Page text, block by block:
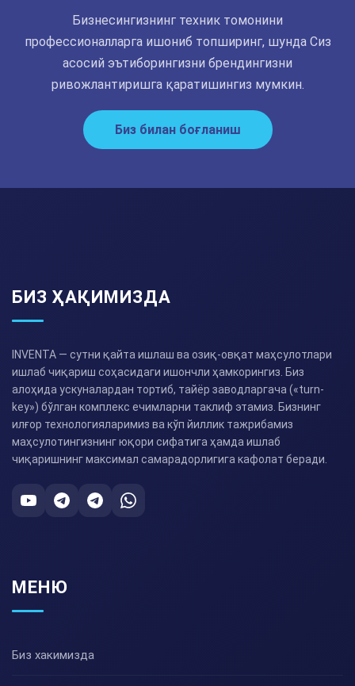
Бизнесингизнинг техник томонини
профессионалларга ишониб топширинг, шунда Сиз
асосий эътиборингизни брендингизни
ривожлантиришга қаратишингиз мумкин.
Биз билан боғланиш
БИЗ ҲАҚИМИЗДА
INVENTA — сутни қайта ишлаш ва озиқ-овқат маҳсулотлари
ишлаб чиқариш соҳасидаги ишончли ҳамкорингиз. Биз
алоҳида ускуналардан тортиб, тайёр заводларгача («turn-
key») бўлган комплекс ечимларни таклиф этамиз. Бизнинг
илғор технологияларимиз ва кўп йиллик тажрибамиз
маҳсулотингизнинг юқори сифатига ҳамда ишлаб
чиқаришнинг максимал самарадорлигига кафолат беради.
МЕНЮ
Биз хакимизда